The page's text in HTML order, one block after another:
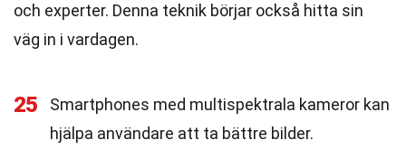
och experter. Denna teknik börjar också hitta sin
väg in i vardagen.
25
Smartphones med multispektrala kameror kan
hjälpa användare att ta bättre bilder.